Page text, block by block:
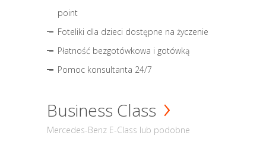
point
Foteliki dla dzieci dostępne na życzenie
Płatność bezgotówkowa i gotówką
Pomoc konsultanta 24/7
Business Class
Mercedes-Benz E-Class lub podobne